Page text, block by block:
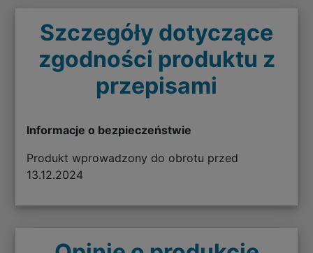
Szczegóły dotyczące
zgodności produktu z
przepisami
Informacje o bezpieczeństwie
Produkt wprowadzony do obrotu przed
13.12.2024